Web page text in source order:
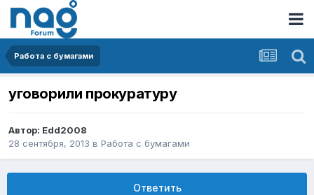
Работа с бумагами
уговорили прокуратуру
Автор: Edd2008
28 сентября, 2013 в Работа с бумагами
Ответить